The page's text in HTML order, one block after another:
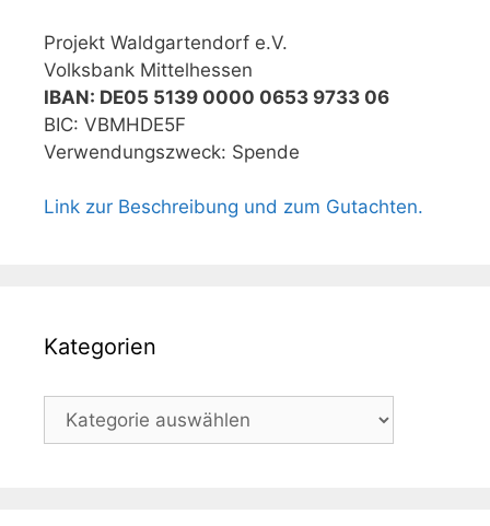
Projekt Waldgartendorf e.V.
Volksbank Mittelhessen
IBAN: DE05 5139 0000 0653 9733 06
BIC: VBMHDE5F
Verwendungszweck: Spende
Link zur Beschreibung und zum Gutachten.
Kategorien
Kategorien